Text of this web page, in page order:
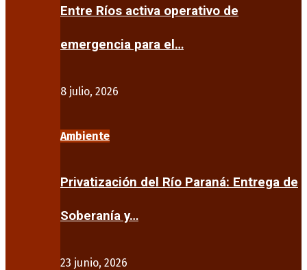
Entre Ríos activa operativo de
emergencia para el…
8 julio, 2026
Ambiente
Privatización del Río Paraná: Entrega de
Soberanía y…
23 junio, 2026